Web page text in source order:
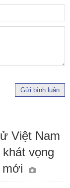
Gửi bình luận
Việt Nam
vọng
mới